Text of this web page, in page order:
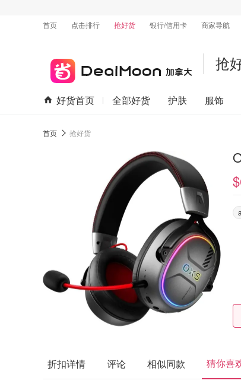
首页
点击排行 抢好货 银行/信用卡 商家导航
抢
好货首页 全部好货 护肤 服饰
首页 抢好货
折扣详情 评论 相似同款 猜你喜